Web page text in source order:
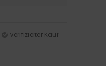
Verifizierter Kauf